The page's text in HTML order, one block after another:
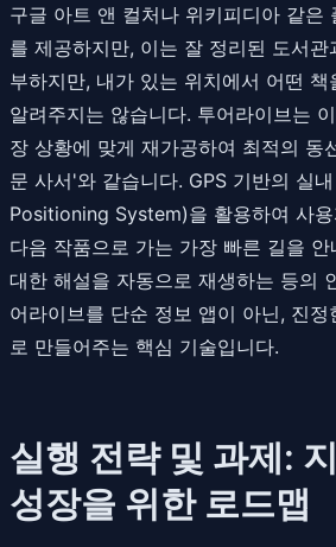
구글 아트 앤 컬처나 위키피디아 같은
를 제공하지만, 이는 잘 정리된 도서
부하지만, 내가 있는 위치에서 어떤
알려주지는 않습니다. 투어라이브는
장 상황에 맞게 재가공하여 최적의 동
문 사서'와 같습니다. GPS 기반의 실
Positioning System)을 활용하여 사
다음 작품으로 가는 가장 빠른 길을
대한 해설을 자동으로 재생하는 등의
어라이브를 단순 정보 앱이 아닌, 진정
로 만들어주는 핵심 기술입니다.
실행 전략 및 과제:
성장을 위한 로드맵